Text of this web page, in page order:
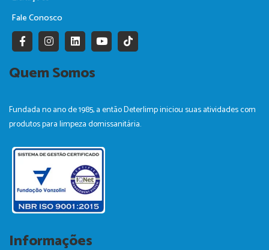
Fale Conosco
F
a
c
b
k
-
f
I
n
s
a
m
L
i
n
e
Y
o
u
T
i
k
Quem Somos
Fundada no ano de 1985, a então Deterlimp iniciou suas atividades com
produtos para limpeza domissanitária.
Informações